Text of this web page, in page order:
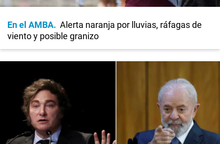
En el AMBA
Alerta naranja por lluvias, ráfagas de
viento y posible granizo